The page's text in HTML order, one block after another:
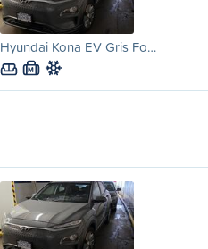
Hyundai Kona EV Gris Fo…
M